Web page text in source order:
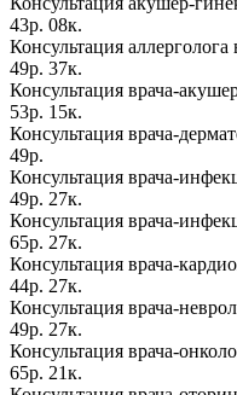
43р. 08к.
Консультация
49р. 37к.
Консультация врача-
53р. 15к.
Консультация врача-
49р.
Консультация врача-
49р. 27к.
Консультация врача-
65р. 27к.
Консультация врача-
44р. 27к.
Консультация врача-
49р. 27к.
Консультация врача-
65р. 21к.